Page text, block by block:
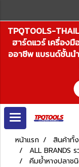
TPQTOOLS-
ฮาร์ดแวร์ เครื่อง
ออาชีพ แบรนด์ชั้นน
หน้าแรก
สินค้าทั้
ALL BRANDS
คีมย้ำหางปลาช